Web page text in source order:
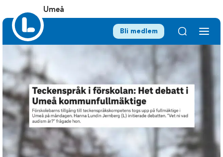
Umeå
Bli medlem